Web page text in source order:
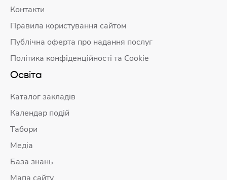
Контакти
Правила користування сайтом
Публічна оферта про надання послуг
Політика конфіденційності та Cookie
Освіта
Каталог закладів
Календар подій
Табори
Медіа
База знань